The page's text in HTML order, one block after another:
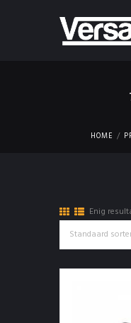
HOME
Enig